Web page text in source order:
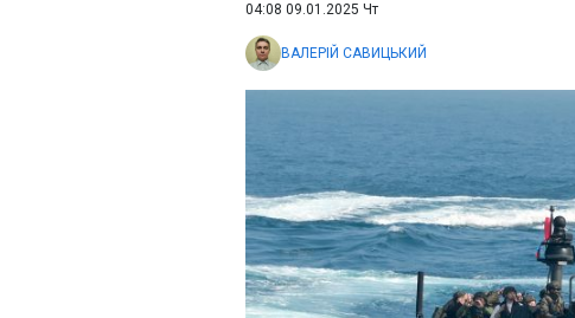
04:08 09.01.2025 Чт
ВАЛЕРІЙ САВИЦЬКИЙ